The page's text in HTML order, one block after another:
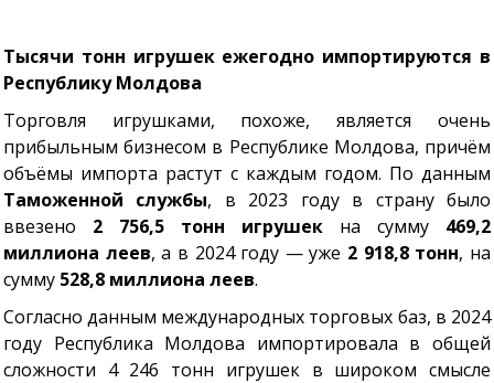
Тысячи тонн игрушек ежегодно импортируются в
Республику Молдова
Торговля игрушками, похоже, является очень
прибыльным бизнесом в Республике Молдова, причём
объёмы импорта растут с каждым годом. По данным
Таможенной службы, в 2023 году в страну было
ввезено 2 756,5 тонн игрушек на сумму 469,2
миллиона леев, а в 2024 году — уже 2 918,8 тонн, на
сумму 528,8 миллиона леев.
Согласно данным международных торговых баз, в 2024
году Республика Молдова импортировала в общей
сложности 4 246 тонн игрушек в широком смысле